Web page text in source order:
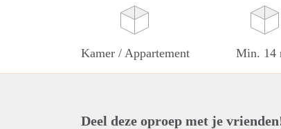
Kamer / Appartement Min. 14
Deel deze oproep met je